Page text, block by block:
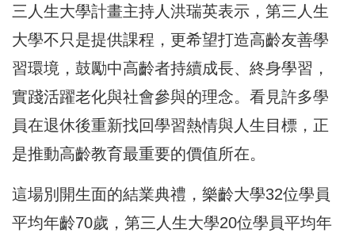
三人生大學計畫主持人洪瑞英表示，第三人生
大學不只是提供課程，更希望打造高齡友善學
習環境，鼓勵中高齡者持續成長、終身學習，
實踐活躍老化與社會參與的理念。看見許多學
員在退休後重新找回學習熱情與人生目標，正
是推動高齡教育最重要的價值所在。
這場別開生面的結業典禮，樂齡大學32位學員
平均年齡70歲，第三人生大學20位學員平均年